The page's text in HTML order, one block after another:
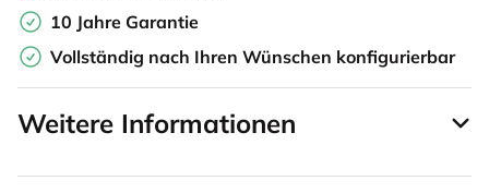
10 Jahre Garantie
Vollständig nach Ihren Wünschen konfigurierbar
Weitere Informationen